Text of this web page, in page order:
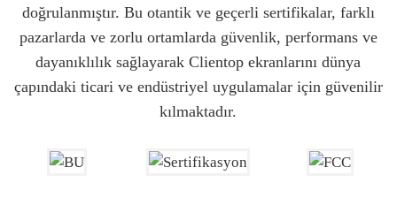
doğrulanmıştır. Bu otantik ve geçerli sertifikalar, farklı
pazarlarda ve zorlu ortamlarda güvenlik, performans ve
dayanıklılık sağlayarak Clientop ekranlarını dünya
çapındaki ticari ve endüstriyel uygulamalar için güvenilir
kılmaktadır.